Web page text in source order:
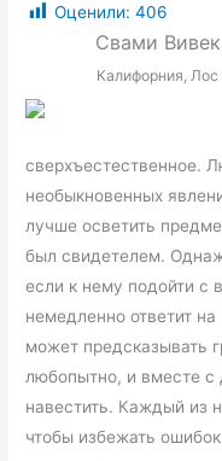
Оценили: 406
Свами
Калифорния,
сверхъестественное.
необыкновенных
лучше осветить
был свидетелем.
если к нему подойти с
немедленно ответит
может предсказывать
любопытно, и вместе с
навестить. Каждый из
чтобы избежать